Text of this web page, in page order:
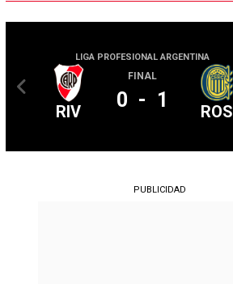
LIGA PROFESIONAL ARGENTINA
RIV
FINAL
0 - 1 ROS
PUBLICIDAD